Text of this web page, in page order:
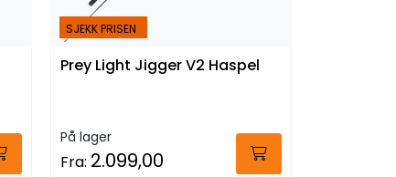
SJEKK PRISEN
Prey Light Jigger V2 Haspel
På lager
Fra: 2.099,00